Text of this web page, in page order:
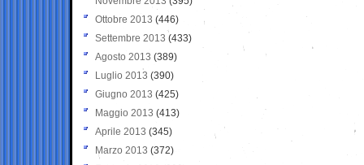
Ottobre 2013 (446)
Settembre 2013 (433)
Agosto 2013 (389)
Luglio 2013 (390)
Giugno 2013 (425)
Maggio 2013 (413)
Aprile 2013 (345)
Marzo 2013 (372)